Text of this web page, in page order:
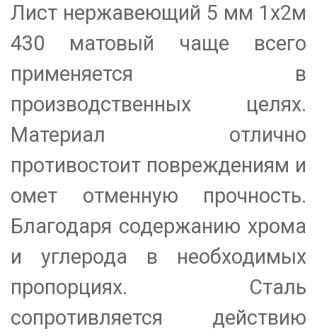
Лист нержавеющий 5 мм 1х2м
430 матовый чаще всего
применяется в
производственных целях.
Материал отлично
противостоит повреждениям и
омет отменную прочность.
Благодаря содержанию хрома
и углерода в необходимых
пропорциях. Сталь
сопротивляется действию